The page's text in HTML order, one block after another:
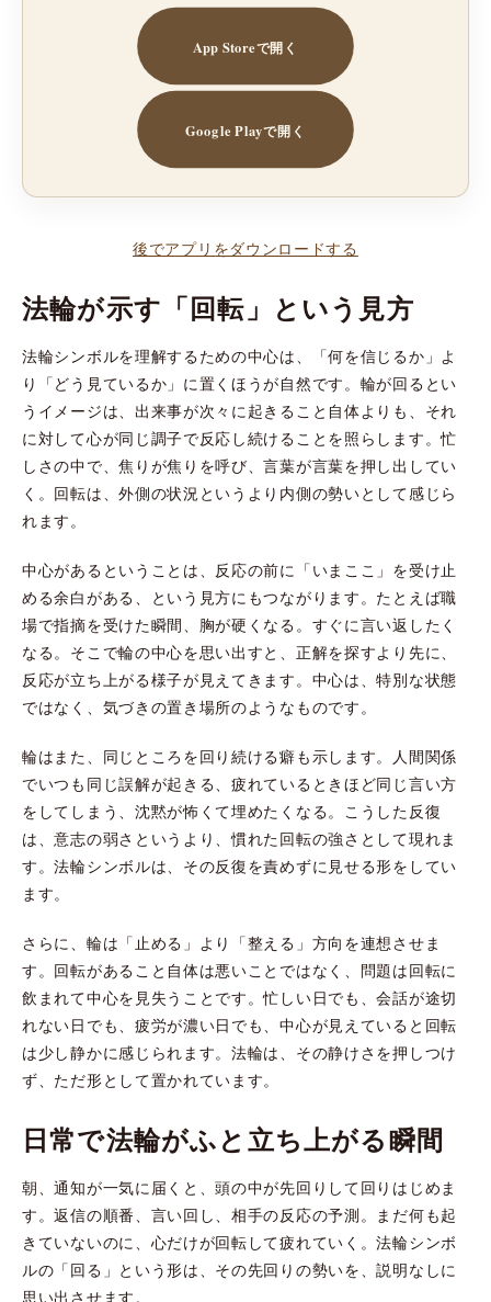
App Storeで開く
Google Playで開く
後でアプリをダウンロードする
法輪が示す「回転」という見方
法輪シンボルを理解するための中心は、「何を信じるか」よ
り「どう見ているか」に置くほうが自然です。輪が回るとい
うイメージは、出来事が次々に起きること自体よりも、それ
に対して心が同じ調子で反応し続けることを照らします。忙
しさの中で、焦りが焦りを呼び、言葉が言葉を押し出してい
く。回転は、外側の状況というより内側の勢いとして感じら
れます。
中心があるということは、反応の前に「いまここ」を受け止
める余白がある、という見方にもつながります。たとえば職
場で指摘を受けた瞬間、胸が硬くなる。すぐに言い返したく
なる。そこで輪の中心を思い出すと、正解を探すより先に、
反応が立ち上がる様子が見えてきます。中心は、特別な状態
ではなく、気づきの置き場所のようなものです。
輪はまた、同じところを回り続ける癖も示します。人間関係
でいつも同じ誤解が起きる、疲れているときほど同じ言い方
をしてしまう、沈黙が怖くて埋めたくなる。こうした反復
は、意志の弱さというより、慣れた回転の強さとして現れま
す。法輪シンボルは、その反復を責めずに見せる形をしてい
ます。
さらに、輪は「止める」より「整える」方向を連想させま
す。回転があること自体は悪いことではなく、問題は回転に
飲まれて中心を見失うことです。忙しい日でも、会話が途切
れない日でも、疲労が濃い日でも、中心が見えていると回転
は少し静かに感じられます。法輪は、その静けさを押しつけ
ず、ただ形として置かれています。
日常で法輪がふと立ち上がる瞬間
朝、通知が一気に届くと、頭の中が先回りして回りはじめま
す。返信の順番、言い回し、相手の反応の予測。まだ何も起
きていないのに、心だけが回転して疲れていく。法輪シンボ
ルの「回る」という形は、その先回りの勢いを、説明なしに
思い出させます。